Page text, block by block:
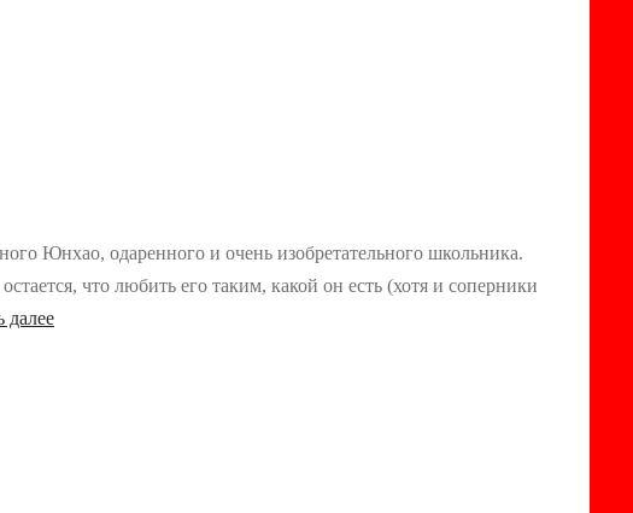
Юнхао, одаренного и очень изобретательного школьника.
что любить его таким, какой он есть (хотя и соперники
далее